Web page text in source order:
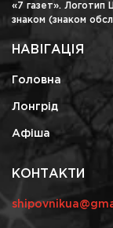
«7 газет».
знаком (знаком
НАВІГАЦІЯ
Головна
Лонгрід
Афіша
КОНТАКТИ